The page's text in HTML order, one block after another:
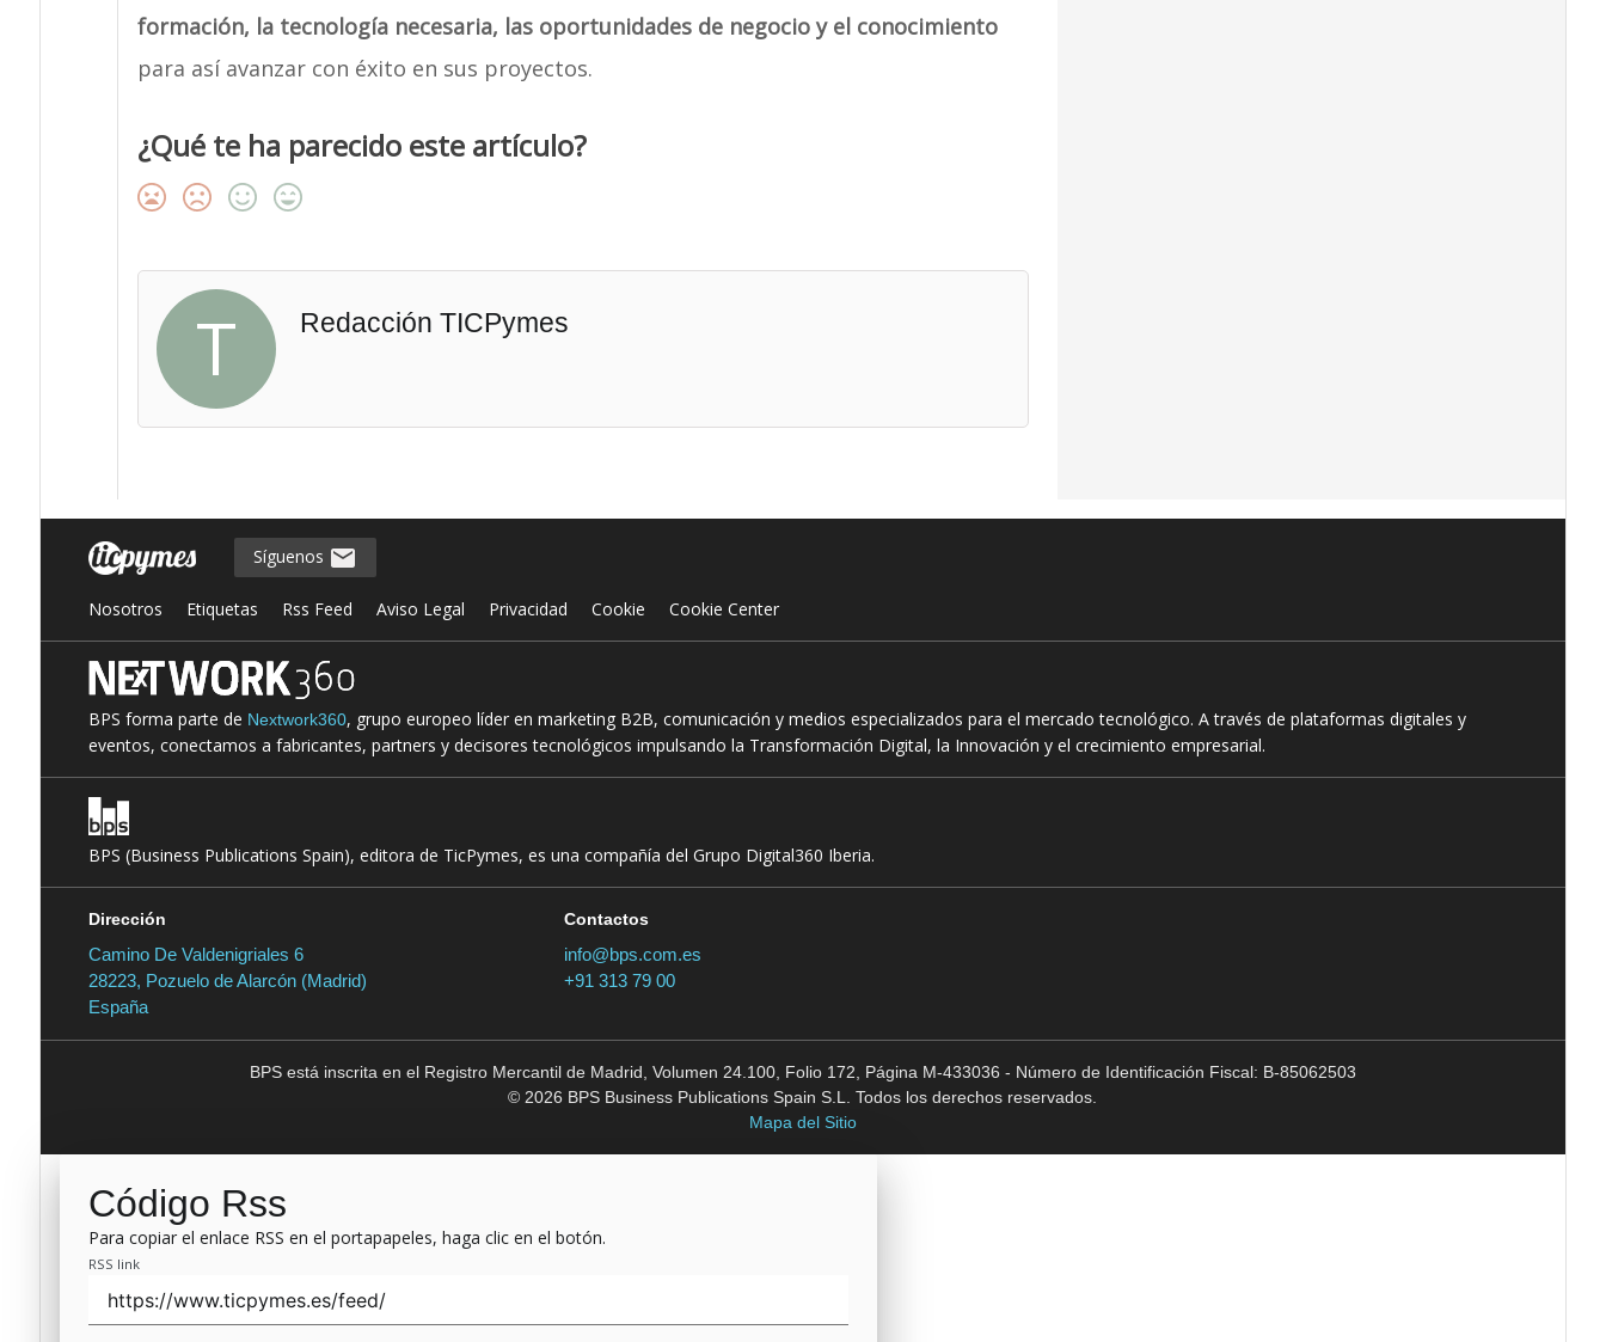
formación, la tecnología necesaria, las oportunidades de negocio y el conocimiento
para así avanzar con éxito en sus proyectos.
¿Qué te ha parecido este artículo?
T Redacción TICPymes
Síguenos
Nosotros Etiquetas Rss Feed Aviso Legal Privacidad Cookie Cookie Center
BPS forma parte de Nextwork360, grupo europeo líder en marketing B2B, comunicación y medios especializados para el mercado tecnológico. A través de plataformas digitales y
eventos, conectamos a fabricantes, partners y decisores tecnológicos impulsando la Transformación Digital, la Innovación y el crecimiento empresarial.
BPS (Business Publications Spain), editora de TicPymes, es una compañía del Grupo Digital360 Iberia.
Dirección
Camino De Valdenigriales 6
28223, Pozuelo de Alarcón (Madrid)
España
Contactos
info@bps.com.es
+91 313 79 00
BPS está inscrita en el Registro Mercantil de Madrid, Volumen 24.100, Folio 172, Página M-433036 - Número de Identificación Fiscal: B-85062503
© 2026 BPS Business Publications Spain S.L. Todos los derechos reservados.
Mapa del Sitio
Código Rss
Para copiar el enlace RSS en el portapapeles, haga clic en el botón.
RSS link